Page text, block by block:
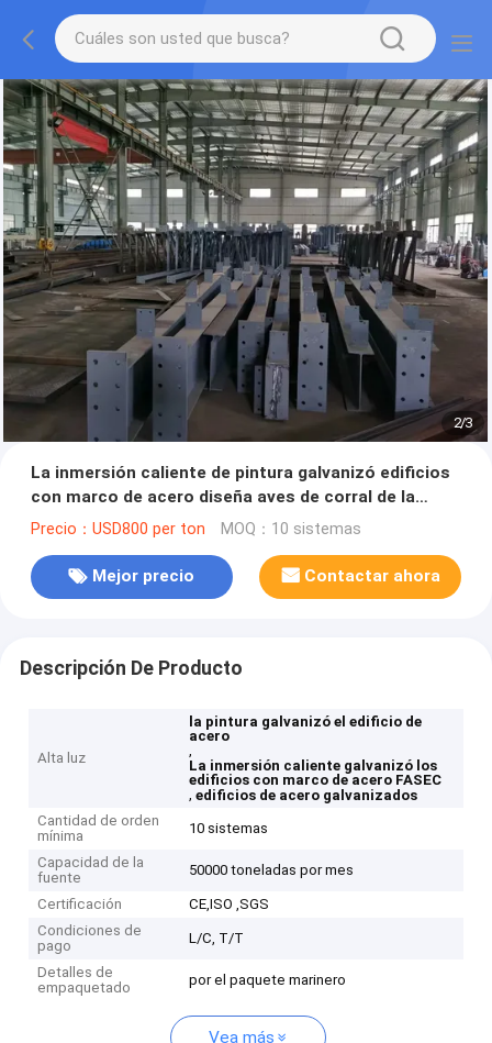
2/3
La inmersión caliente de pintura galvanizó edificios
con marco de acero diseña aves de corral de la
vertiente del granero de vaca
Precio：USD800 per ton MOQ：10 sistemas
Mejor precio Contactar ahora
Descripción De Producto
Alta luz
la pintura galvanizó el edificio de
acero
,
La inmersión caliente galvanizó los
edificios con marco de acero FASEC
,edificios de acero galvanizados
Cantidad de orden
mínima
10 sistemas
Capacidad de la
fuente
50000 toneladas por mes
Certificación
CE,ISO ,SGS
Condiciones de
pago
L/C, T/T
Detalles de
empaquetado
por el paquete marinero
Vea más